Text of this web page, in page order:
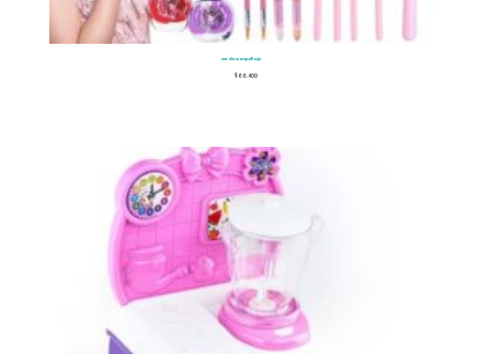
Set de Maquillaje
$66.400